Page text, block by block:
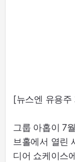
[뉴스엔 유용주
그룹 아홉이 7
브홀에서 열린
디어 쇼케이스